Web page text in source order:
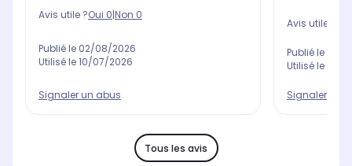
Avis utile ?Oui 0|Non 0
Publié le 02/08/2026
Utilisé le10/07/2026
Signaler un abus
Avis utile ?
Publié le
Utilisé le
Signaler un
Tous les avis